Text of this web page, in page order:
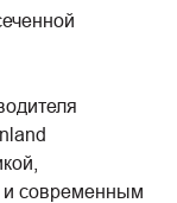
и современным